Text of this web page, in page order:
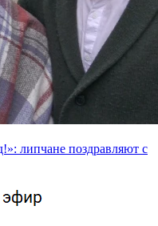
липчане поздравляют с